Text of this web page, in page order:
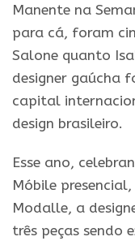
Manente na
para cá, foram
Salone quanto
designer gaúcha
capital
design brasileiro.
Esse ano,
Móbile
Modalle, a
três peças sendo